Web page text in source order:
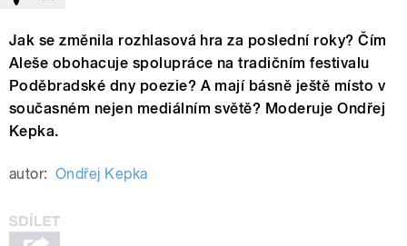
Jak se změnila rozhlasová hra za poslední roky? Čím
Aleše obohacuje spolupráce na tradičním festivalu
Poděbradské dny poezie? A mají básně ještě místo v
současném nejen mediálním světě? Moderuje Ondřej
Kepka.
autor: Ondřej Kepka